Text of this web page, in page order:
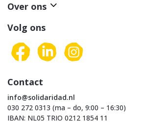
Over ons
Volg ons
Contact
info@solidaridad.nl
030 272 0313 (ma – do, 9:00 – 16:30)
IBAN: NL05 TRIO 0212 1854 11